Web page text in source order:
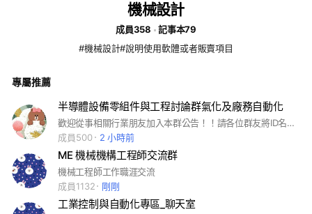
機械設計
成員358
記事本79
#機械設計#說明使用軟體或者販賣項目
專屬推薦
半導體設備零組件與工程討論群氣化及廠務自動化
歡迎從事相關行業朋友加入本群公告！！請各位群友將ID名稱前面加入貴公司名稱!非常感謝配合！！群主會過濾身份。
成員500
2 小時前
ME 機械機構工程師交流群
機械工程師工作職涯交流
成員1132
剛剛
工業控制與自動化專區_聊天室